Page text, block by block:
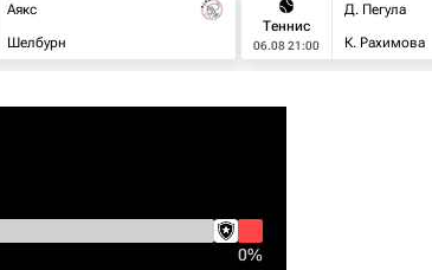
Аякс
Шелбурн
Теннис
06.08 21:00
Д. Пегула
К. Рахимова
0%